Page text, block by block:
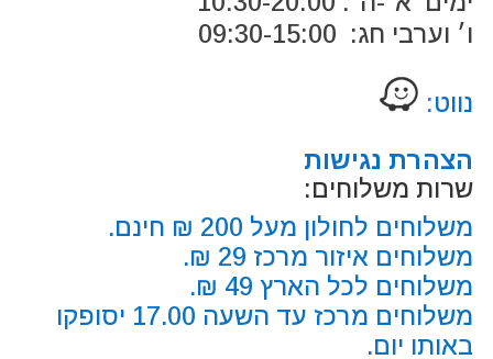
ו׳ וערבי חג: 09:30-15:00
נווט:
הצהרת נגישות
שרות משלוחים:
משלוחים לחולון מעל 200 ₪ חינם.
משלוחים איזור מרכז 29 ₪.
משלוחים לכל הארץ 49 ₪.
משלוחים מרכז עד השעה 17.00 יסופקו
באותו יום.